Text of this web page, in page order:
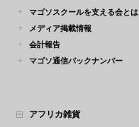
マゴソスクールを支える会とは
メディア掲載情報
会計報告
マゴソ通信バックナンバー
アフリカ雑貨